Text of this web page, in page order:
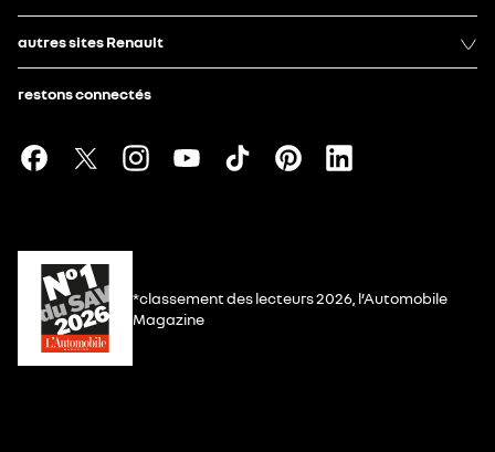
autres sites Renault
restons connectés
*classement des lecteurs 2026, l’Automobile
Magazine